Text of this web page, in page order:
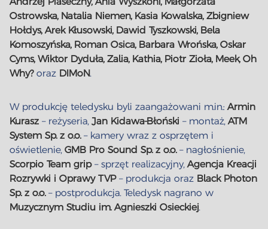
Ostrowska, Natalia Niemen, Kasia Kowalska, Zbigniew
Hołdys, Arek Kłusowski, Dawid Tyszkowski, Bela
Komoszyńska, Roman Osica, Barbara Wrońska, Oskar
Cyms, Wiktor Dyduła, Zalia, Kathia, Piotr Zioła, Meek, Oh
Why?oraz DIMoN.
W produkcję teledysku byli zaangażowani m.in.: Armin
Kurasz – reżyseria, Jan Kidawa-Błoński – montaż, ATM
System Sp. z o.o.– kamery wraz z osprzętem i
oświetlenie, GMB Pro Sound Sp. z o.o.– nagłośnienie,
Scorpio Team grip– sprzęt realizacyjny, Agencja Kreacji
Rozrywki i Oprawy TVP– produkcja oraz Black Photon
Sp. z o.o. – postprodukcja. Teledysk nagrano w
Muzycznym Studiu im. Agnieszki Osieckiej.